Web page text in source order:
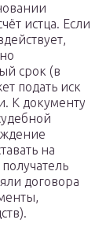
истца. Если
срок (в
подать иск
К документу
на
договора